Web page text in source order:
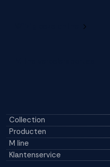
Collection
Producten
M line
Klantenservice